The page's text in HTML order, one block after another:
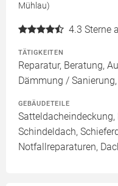
Mühlau)
4.3 Sterne
TÄTIGKEITEN
Reparatur, Beratung,
Dämmung /
GEBÄUDETEILE
Schindeldach,
Notfallreparaturen,